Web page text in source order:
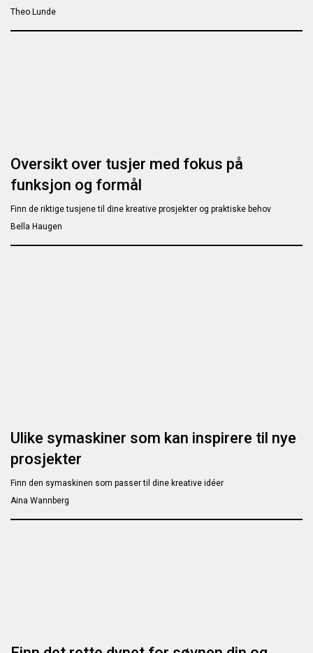
Theo Lunde
Oversikt over tusjer med fokus på
funksjon og formål
Finn de riktige tusjene til dine kreative prosjekter og praktiske behov
Bella Haugen
Ulike symaskiner som kan inspirere til nye
prosjekter
Finn den symaskinen som passer til dine kreative idéer
Aina Wannberg